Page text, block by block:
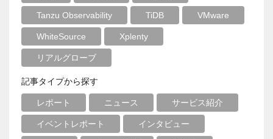
Tanzu Observability TiDB VMware
WhiteSource Xplenty
リアルグローブ
記事タイプから探す
レポート ニュース サービス紹介
イベントレポート インタビュー